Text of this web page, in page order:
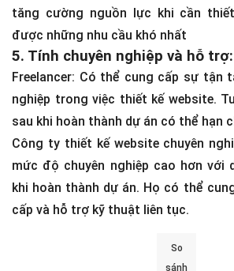
tăng cường nguồn lực khi cần
được những nhu cầu khó nhất
5. Tính chuyên nghiệp và hỗ trợ:
Freelancer: Có thể cung cấp sự tận
nghiệp trong việc thiết kế website.
sau khi hoàn thành dự án có thể hạn
Công ty thiết kế website chuyên
mức độ chuyên nghiệp cao hơn với
khi hoàn thành dự án. Họ có thể
cấp và hỗ trợ kỹ thuật liên tục.
So
sánh